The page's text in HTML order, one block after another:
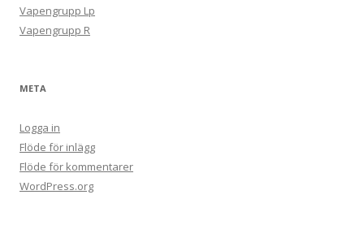
Vapengrupp Lp
Vapengrupp R
META
Logga in
Flöde för inlägg
Flöde för kommentarer
WordPress.org